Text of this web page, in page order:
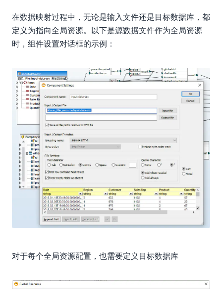
在数据映射过程中，无论是输入文件还是目标数据库，都
定义为指向全局资源。以下是源数据文件作为全局资源
时，组件设置对话框的示例：
对于每个全局资源配置，也需要定义目标数据库